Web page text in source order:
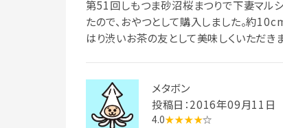
第51回しもつま砂沼桜まつりで下妻マル
たので、おやつとして購入しました。約
はり渋いお茶の友として美味しくいただき
メタボン
投稿日：2016年09月11日
4.0★★★★☆